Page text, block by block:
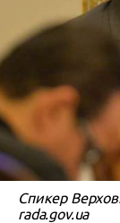
Спикер
rada.gov.ua